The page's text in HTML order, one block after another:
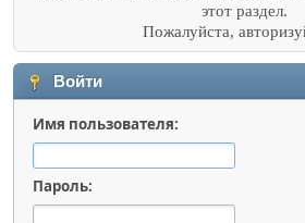
этот раздел.
Пожалуйста,
Войти
Имя пользователя:
Пароль: